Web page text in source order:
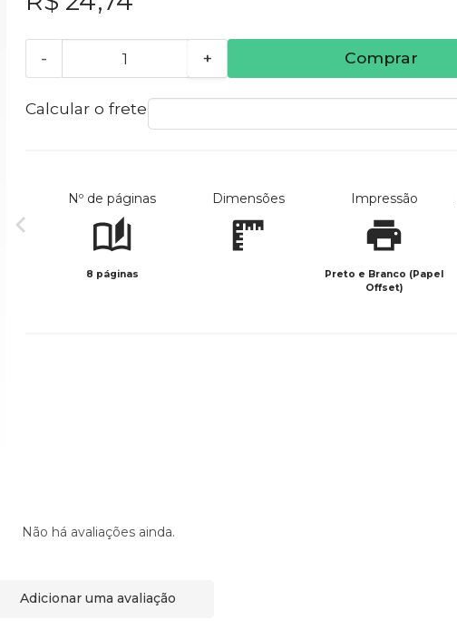
- + Comprar
Calcular o frete
Nº de páginas
8 páginas
Dimensões Impressão
Preto e Branco (Papel
Offset)
Não há avaliações ainda.
Adicionar uma avaliação